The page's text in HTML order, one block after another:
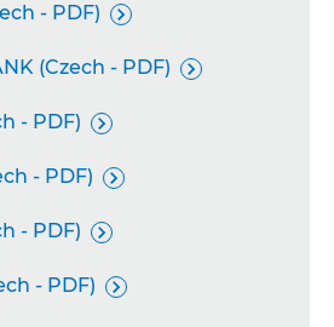
- PDF) 
(Czech - PDF) 
- PDF) 
- PDF) 
- PDF) 
- PDF) 